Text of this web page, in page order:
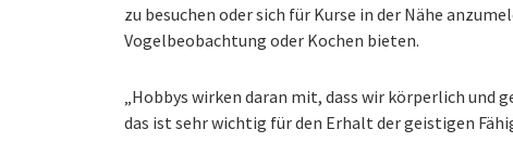
zu besuchen oder sich für Kurse in der Nähe
Vogelbeobachtung oder Kochen bieten.
„Hobbys wirken daran mit, dass wir körperlich und
das ist sehr wichtig für den Erhalt der geistigen